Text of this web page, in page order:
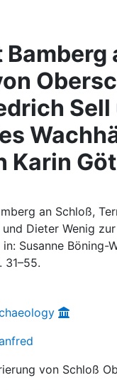
Karin
an Schloß,
Dieter Wenig
Susanne Böning-
31–55.
von Schloß